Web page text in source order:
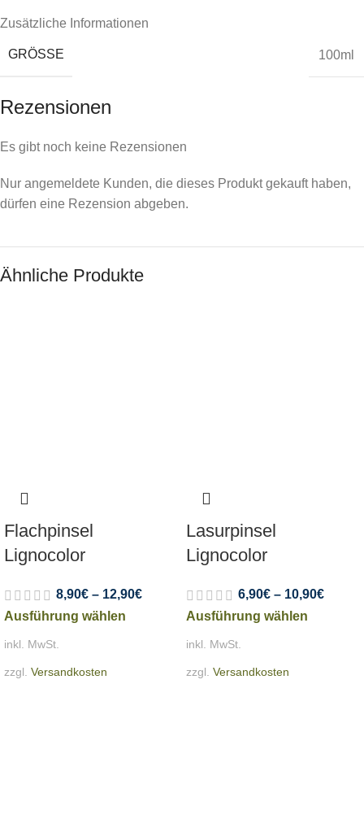
Zusätzliche Informationen
GRÖSSE 100ml
Rezensionen
Es gibt noch keine Rezensionen
Nur angemeldete Kunden, die dieses Produkt gekauft haben,
dürfen eine Rezension abgeben.
Ähnliche Produkte
Flachpinsel
Lignocolor
8,90€ – 12,90€
Ausführung wählen
inkl. MwSt.
zzgl. Versandkosten
Lasurpinsel
Lignocolor
6,90€ – 10,90€
Ausführung wählen
inkl. MwSt.
zzgl. Versandkosten